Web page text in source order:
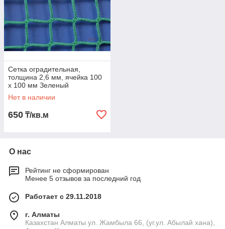
Сетка оградительная,
толщина 2,6 мм, ячейка 100
х 100 мм Зеленый
Нет в наличии
650 ₸/кв.м
О нас
Рейтинг не сформирован
Менее 5 отзывов за последний год
Работает с 29.11.2018
г. Алматы
Казахстан Алматы ул. Жамбыла 66, (уг.ул. Абылай хана),